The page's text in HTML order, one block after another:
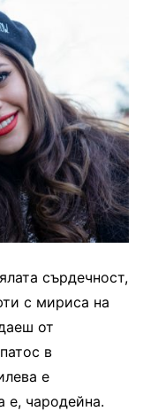
сърдечност,
с мириса на
от
в
е
е, чародейна.